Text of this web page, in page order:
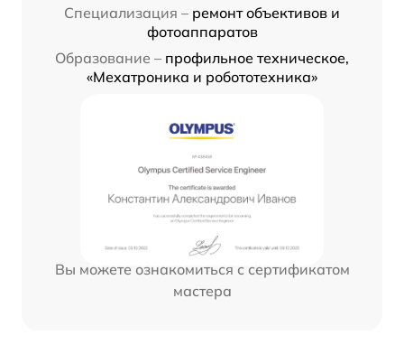
Специализация – ремонт объективов и
фотоаппаратов
Образование – профильное техническое,
«Мехатроника и робототехника»
Вы можете ознакомиться с сертификатом
мастера